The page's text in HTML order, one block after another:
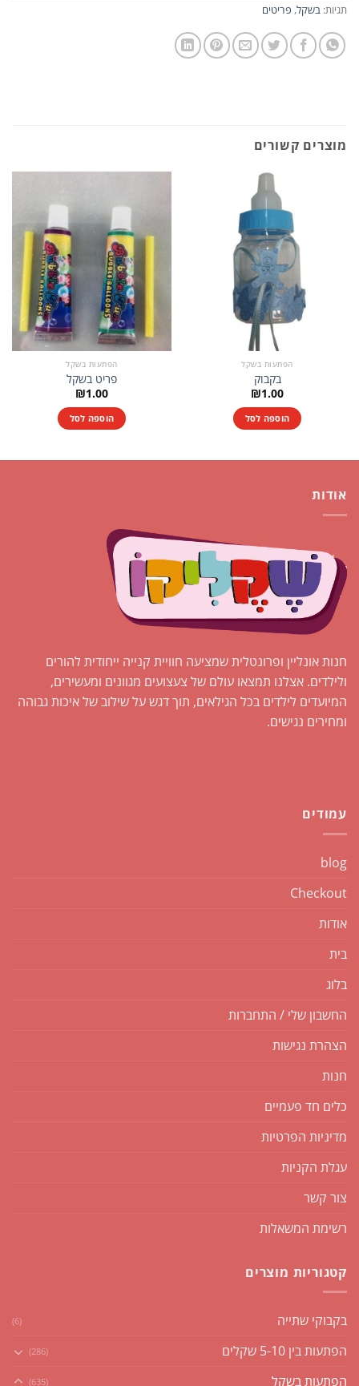
תגיות: בשקל, פריטים
מוצרים קשורים
הפתעות בשקל
בקבוק
₪1.00
הוספה לסל
הפתעות בשקל
פריט בשקל
₪1.00
הוספה לסל
אודות
חנות אונליין ופרונטלית שמציעה חוויית קנייה ייחודית להורים
ולילדים. אצלנו תמצאו עולם של צעצועים מגוונים ומעשירים,
המיועדים לילדים בכל הגילאים, תוך דגש על שילוב של איכות גבוהה
ומחירים נגישים.
עמודים
blog
Checkout
אודות
בית
בלוג
החשבון שלי / התחברות
הצהרת נגישות
חנות
כלים חד פעמיים
מדיניות הפרטיות
עגלת הקניות
צור קשר
רשימת המשאלות
קטגוריות מוצרים
בקבוקי שתייה (6)
הפתעות בין 5-10 שקלים (286)
הפתעות בשקל (635)